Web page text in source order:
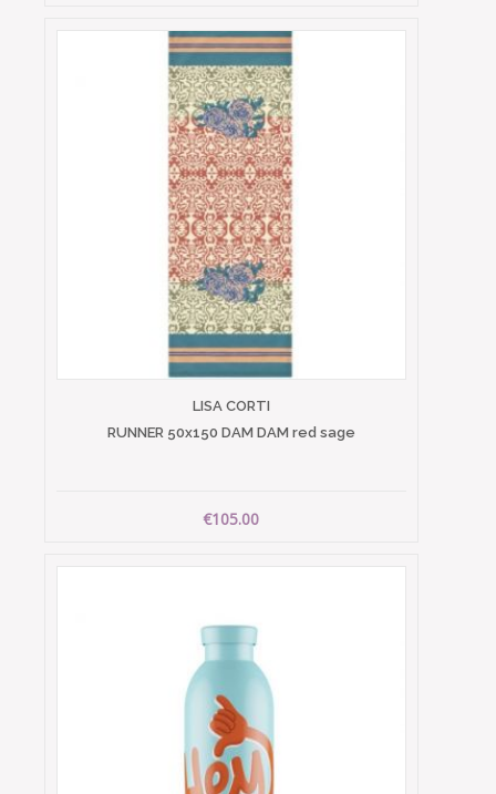
LISA CORTI
RUNNER 50x150 DAM DAM red sage
€105.00